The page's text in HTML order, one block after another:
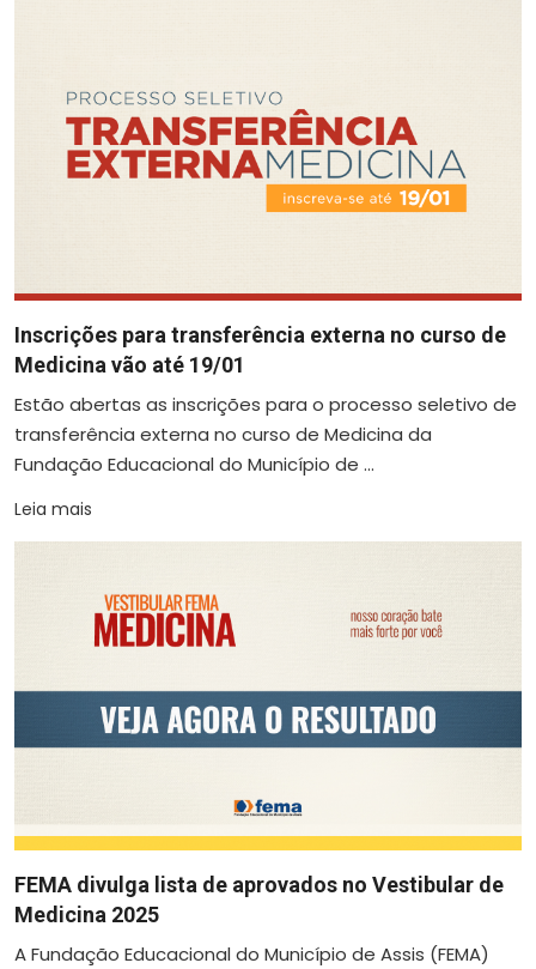
Inscrições para transferência externa no curso de
Medicina vão até 19/01
Estão abertas as inscrições para o processo seletivo de
transferência externa no curso de Medicina da
Fundação Educacional do Município de ...
Leia mais
FEMA divulga lista de aprovados no Vestibular de
Medicina 2025
A Fundação Educacional do Município de Assis (FEMA)